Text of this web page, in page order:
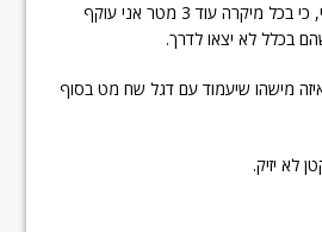
ניתן להם את הכבוד הראוי, כי בכל מיקרה עוד 3 מטר אני עוקף
בכלל לא יצאו לדרך.
מישהו שיעמוד עם דגל שח מט בסוף
לא יזיק.